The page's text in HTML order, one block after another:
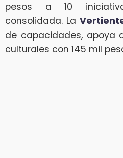
pesos a 10
consolidada. La
de capacidades, apoya
culturales con 145 mil